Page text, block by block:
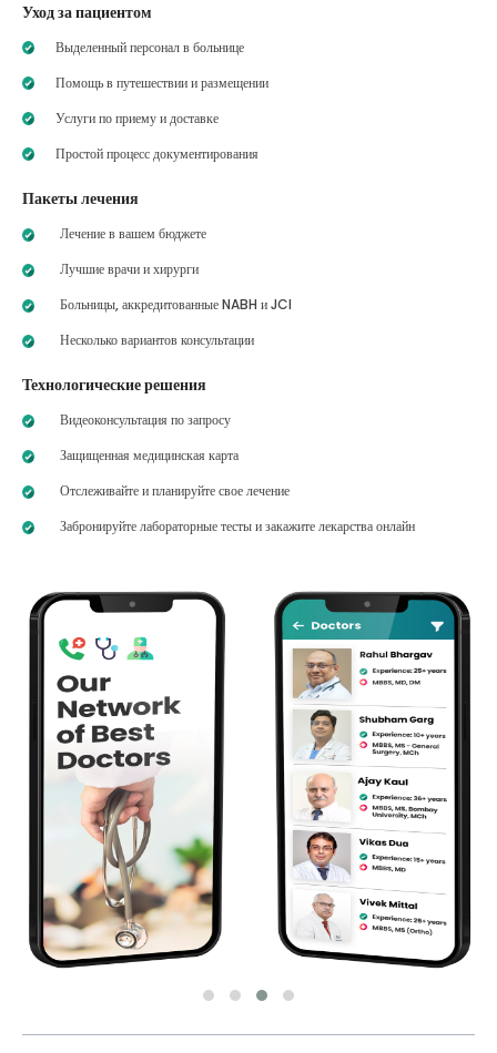
Уход за пациентом
Выделенный персонал в больнице
Помощь в путешествии и размещении
Услуги по приему и доставке
Простой процесс документирования
Пакеты лечения
Лечение в вашем бюджете
Лучшие врачи и хирурги
Больницы, аккредитованные NABH и JCI
Несколько вариантов консультации
Технологические решения
Видеоконсультация по запросу
Защищенная медицинская карта
Отслеживайте и планируйте свое лечение
Забронируйте лабораторные тесты и закажите лекарства онлайн